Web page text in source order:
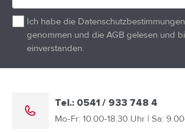
Ich habe die Datenschutzbestimmungen
genommen und die AGB gelesen und
einverstanden.
Tel.: 0541 / 933 748 4
Mo-Fr: 10.00-18.30 Uhr | Sa: